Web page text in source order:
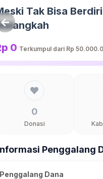
Tak Bisa
0 Terkumpul dari Rp
0
Donasi
Penggalang
Penggalang Dana